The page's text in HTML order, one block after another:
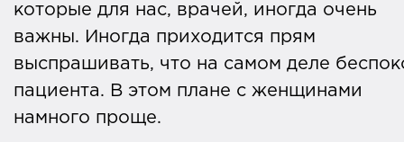
которые для нас, врачей, иногда очень
важны. Иногда приходится прям
выспрашивать, что на самом деле
пациента. В этом плане с женщинами
намного проще.